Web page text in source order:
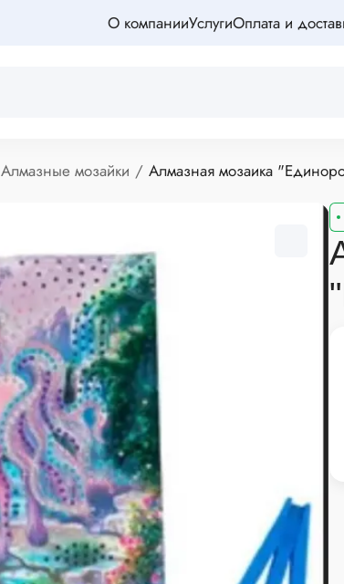
О компанииУслугиОплата и
Алмазные мозайки Алмазная мозаика